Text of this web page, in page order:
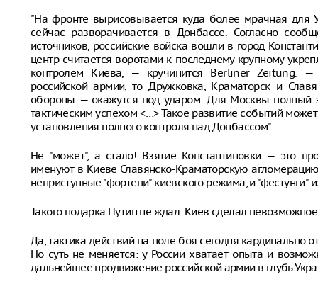
"На фронте вырисовывается куда более мрачная
сейчас разворачивается в Донбассе. Согласно
источников, российские войска вошли в город
центр считается воротами к последнему крупному
контролем Киева, — кручинится Berliner Zeitung. —
российской армии, то Дружковка, Краматорск и
обороны — окажутся под ударом. Для Москвы полный
тактическим успехом <…> Такое развитие событий
установления полного контроля над Донбассом".
Не "может", а стало! Взятие Константиновки — это
именуют в Киеве Славянско-Краматорскую
неприступные "фортеци" киевского режима, и
Такого подарка Путин не ждал. Киев сделал невозможное
Да, тактика действий на поле боя сегодня кардинально
Но суть не меняется: у России хватает опыта и
дальнейшее продвижение российской армии в глубь